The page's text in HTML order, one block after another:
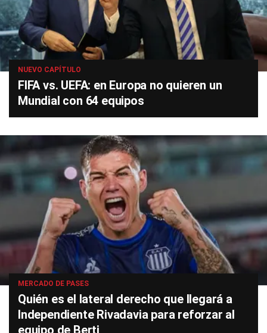
NUEVO CAPÍTULO
FIFA vs. UEFA: en Europa no quieren un
Mundial con 64 equipos
MERCADO DE PASES
Quién es el lateral derecho que llegará a
Independiente Rivadavia para reforzar al
equipo de Berti